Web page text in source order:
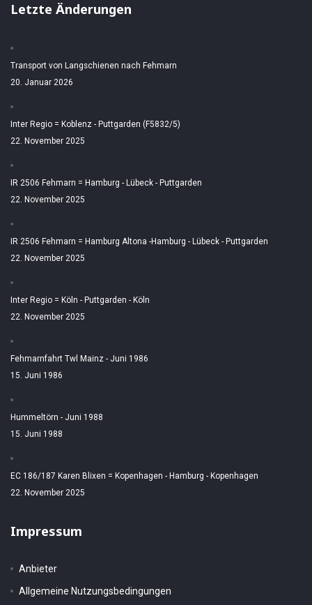
Letzte Änderungen
Transport von Langschienen nach Fehmarn
20. Januar 2026
Inter Regio = Koblenz - Puttgarden (F5832/5)
22. November 2025
IR 2506 Fehmarn = Hamburg - Lübeck - Puttgarden
22. November 2025
IR 2506 Fehmarn = Hamburg Altona -Hamburg - Lübeck - Puttgarden
22. November 2025
Inter Regio = Köln - Puttgarden - Köln
22. November 2025
Fehmarnfahrt Twl Mainz - Juni 1986
15. Juni 1986
Hummeltörn - Juni 1988
15. Juni 1988
EC 186/187 Karen Blixen = Kopenhagen - Hamburg - Kopenhagen
22. November 2025
Impressum
Anbieter
Allgemeine Nutzungsbedingungen